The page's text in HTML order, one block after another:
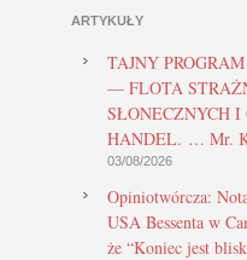
ARTYKUŁY
TAJNY
— FLOTA
SŁONECZNYCH
HANDEL. … Mr.
03/08/2026
Opiniotwórcza:
USA Bessenta w
że “Koniec jest